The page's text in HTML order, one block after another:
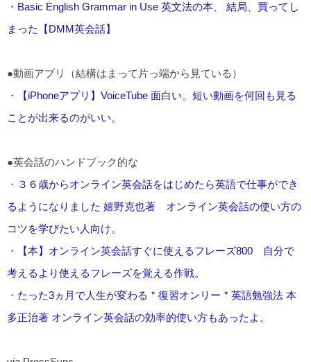
・ Basic English Grammar in Use 英文法の本、 結局、買ってし
まった【DMM英会話】
●動画アプリ（結構はまって片っ端から見ている）
・
【iPhoneアプリ】VoiceTube 面白い。短い動画を何回も見る
ことが出来るのがいい。
●英会話のハンドブック的な
・ ３６歳からオンライン英会話をはじめたら英語で仕事ができ
るようになりました 嬉野克也著 オンライン英会話の使い方の
コツを学びたい人向け。
・
【本】オンライン英会話すぐに使えるフレーズ800 自分で
考えるより使えるフレーズを覚える作戦。
・ たった3ヵ月で人生が変わる＂復習オンリー＂英語勉強法 本
多正治著 オンライン英会話の効率的使い方もあったよ。